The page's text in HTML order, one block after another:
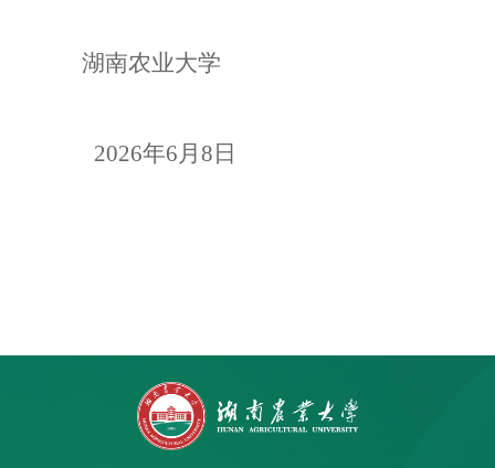
湖南农业大学
2026年6月8日